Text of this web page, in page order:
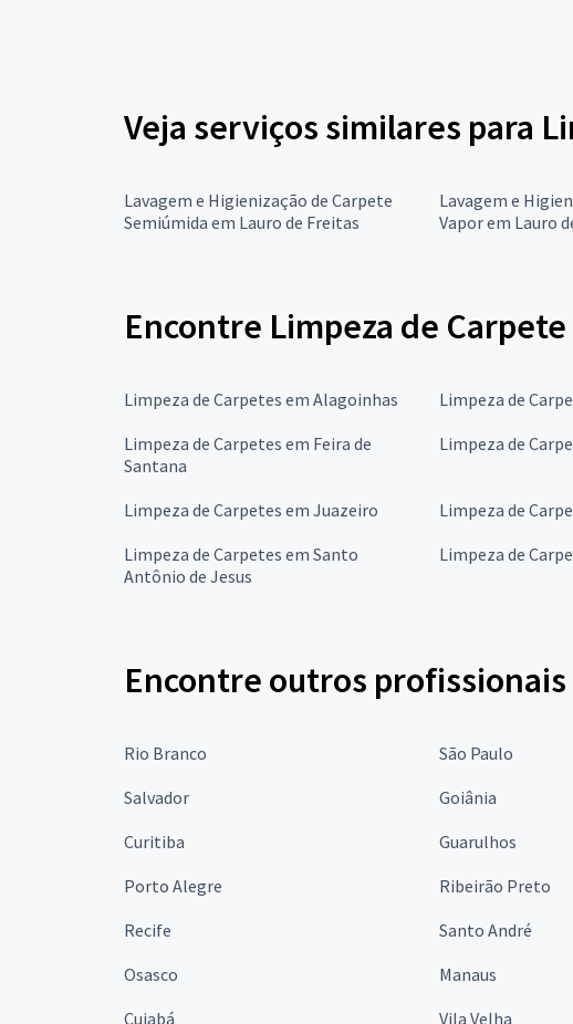
Veja serviços similares para
Lavagem e Higienização de Carpete
Semiúmida em Lauro de Freitas
Lavagem e
Vapor em Lauro
Encontre Limpeza de
Limpeza de Carpetes em Alagoinhas Limpeza de
Limpeza de Carpetes em Feira de
Santana
Limpeza de
Limpeza de Carpetes em Juazeiro Limpeza de
Limpeza de Carpetes em Santo
Antônio de Jesus
Limpeza de
Encontre outros
Rio Branco São Paulo
Salvador
Goiânia
Curitiba
Guarulhos
Porto Alegre
Ribeirão Preto
Recife
Santo André
Osasco
Manaus
Cuiabá
Vila Velha